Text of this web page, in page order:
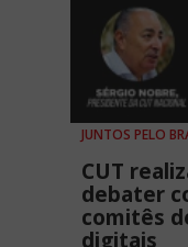
JUNTOS PELO
CUT
debater
comitês
digitais